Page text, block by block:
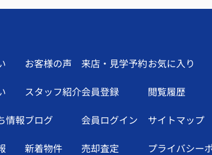
情報
お客様の声
スタッフ紹介
ブログ
新着物件
来店・見学予約
会員登録
会員ログイン
売却査定
お気に入り
閲覧履歴
サイトマップ
プライバシー